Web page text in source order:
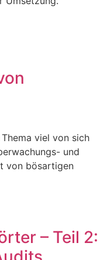
viel von sich
und
von bösartigen
– Teil 2: